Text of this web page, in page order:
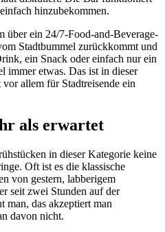
hinzubekommen.
über ein 24/7-Food-and-Beverage-
Stadtbummel zurückkommt und
ein Snack oder einfach nur ein
immer etwas. Das ist in dieser
allem für Stadtreisende ein
als erwartet
in dieser Kategorie keine
Oft ist es die klassische
von gestern, labberigem
seit zwei Stunden auf der
man, das akzeptiert man
davon nicht.